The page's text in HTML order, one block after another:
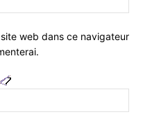
:
web dans ce navigateur